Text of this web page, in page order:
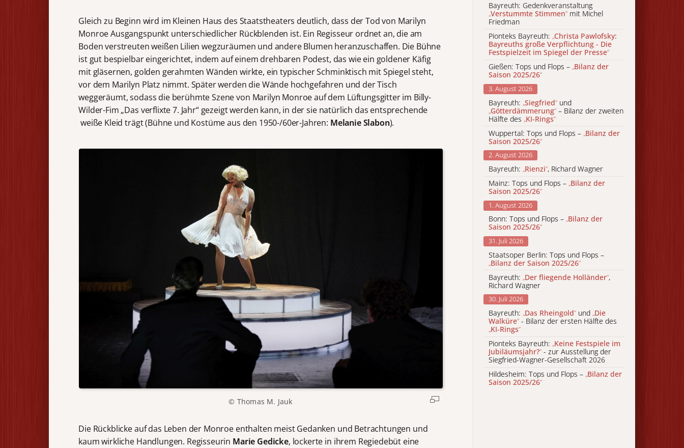
Gleich zu Beginn wird im Kleinen Haus des Staatstheaters deutlich, dass der Tod von Marilyn
Monroe Ausgangspunkt unterschiedlicher Rückblenden ist. Ein Regisseur ordnet an, die am
Boden verstreuten weißen Lilien wegzuräumen und andere Blumen heranzuschaffen. Die Bühne
ist gut bespielbar eingerichtet, indem auf einem drehbaren Podest, das wie ein goldener Käfig
mit gläsernen, golden gerahmten Wänden wirkte, ein typischer Schminktisch mit Spiegel steht,
vor dem Marilyn Platz nimmt. Später werden die Wände hochgefahren und der Tisch
weggeräumt, sodass die berühmte Szene von Marilyn Monroe auf dem Lüftungsgitter im Billy-
Wilder-Fim „Das verflixte 7. Jahr“ gezeigt werden kann, in der sie natürlich das entsprechende
weiße Kleid trägt (Bühne und Kostüme aus den 1950-/60er-Jahren: Melanie Slabon).
© Thomas M. Jauk
Die Rückblicke auf das Leben der Monroe enthalten meist Gedanken und Betrachtungen und
kaum wirkliche Handlungen. Regisseurin Marie Gedicke, lockerte in ihrem Regiedebüt eine
Bayreuth: Gedenkveranstaltung
„Verstummte Stimmen“ mit Michel
Friedman
Pionteks Bayreuth: „Christa Pawlofsky:
Bayreuths große Verpflichtung - Die
Festspielzeit im Spiegel der Presse“
Gießen: Tops und Flops – „Bilanz der
Saison 2025/26“
3. August 2026
Bayreuth: „Siegfried“ und
„Götterdämmerung“ – Bilanz der zweiten
Hälfte des „KI-Rings“
Wuppertal: Tops und Flops – „Bilanz der
Saison 2025/26“
2. August 2026
Bayreuth: „Rienzi“, Richard Wagner
Mainz: Tops und Flops – „Bilanz der
Saison 2025/26“
1. August 2026
Bonn: Tops und Flops – „Bilanz der
Saison 2025/26“
31. Juli 2026
Staatsoper Berlin: Tops und Flops –
„Bilanz der Saison 2025/26“
Bayreuth: „Der fliegende Holländer“,
Richard Wagner
30. Juli 2026
Bayreuth: „Das Rheingold“ und „Die
Walküre“ - Bilanz der ersten Hälfte des
„KI-Rings“
Pionteks Bayreuth: „Keine Festspiele im
Jubiläumsjahr?“ - zur Ausstellung der
Siegfried-Wagner-Gesellschaft 2026
Hildesheim: Tops und Flops – „Bilanz der
Saison 2025/26“